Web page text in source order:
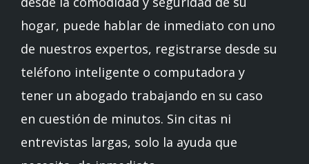
hogar, puede hablar de inmediato con uno
de nuestros expertos, registrarse desde su
teléfono inteligente o computadora y
tener un abogado trabajando en su caso
en cuestión de minutos. Sin citas ni
entrevistas largas, solo la ayuda que